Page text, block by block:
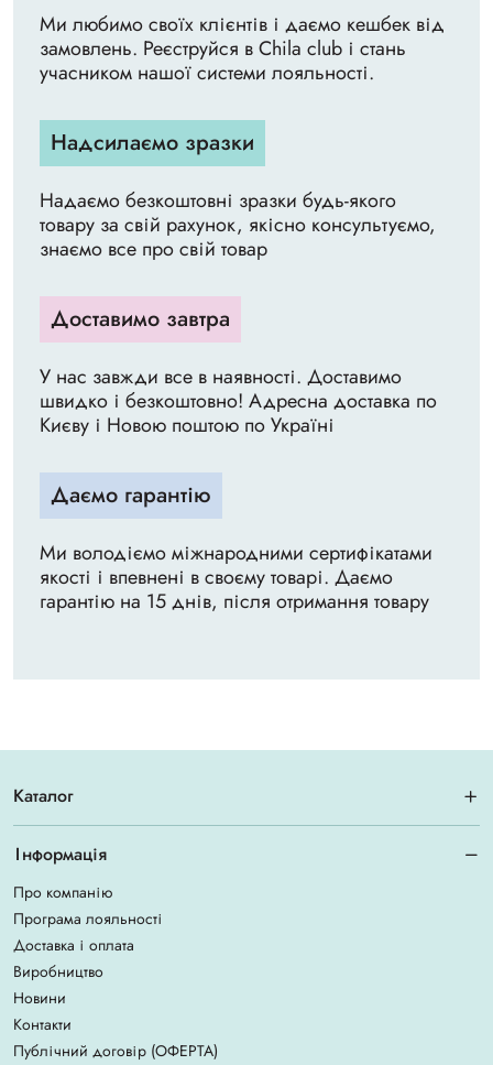
Ми любимо своїх клієнтів і даємо кешбек від
замовлень. Реєструйся в Chila club і стань
учасником нашої системи лояльності.
Надсилаємо зразки
Надаємо безкоштовні зразки будь-якого
товару за свій рахунок, якісно консультуємо,
знаємо все про свій товар
Доставимо завтра
У нас завжди все в наявності. Доставимо
швидко і безкоштовно! Адресна доставка по
Києву і Новою поштою по Україні
Даємо гарантію
Ми володіємо міжнародними сертифікатами
якості і впевнені в своєму товарі. Даємо
гарантію на 15 днів, після отримання товару
Каталог
Інформація
Про компанію
Програма лояльності
Доставка і оплата
Виробництво
Новини
Контакти
Публічний договір (ОФЕРТА)